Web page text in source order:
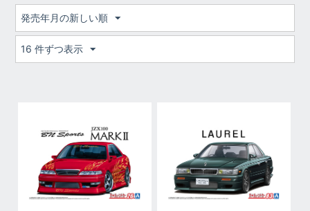
発売年月の新しい順
16 件ずつ表示